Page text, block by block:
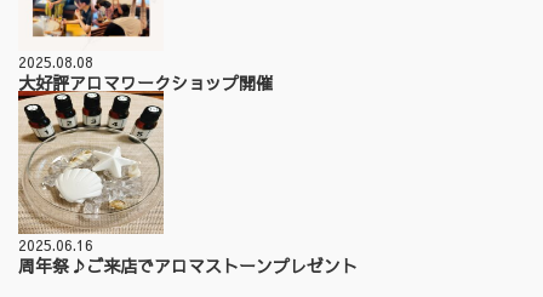
2025.08.08
大好評アロマワークショップ開催
2025.06.16
周年祭♪ご来店でアロマストーンプレゼント